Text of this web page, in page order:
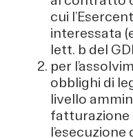
cui
interessata
lett. b del
per
obblighi di
livello
fatturazione
l’esecuzione